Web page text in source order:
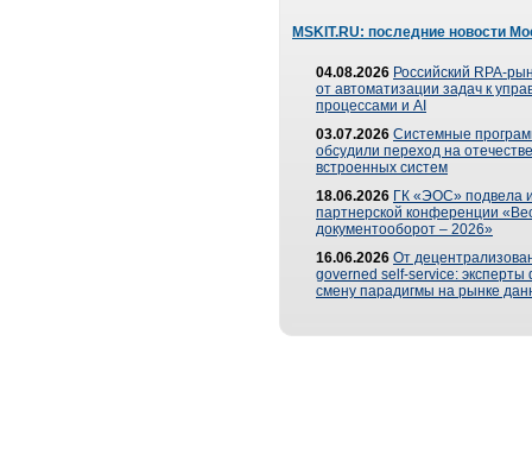
MSKIT.RU: последние новости
04.08.2026 Российский RPA-
от автоматизации задач к
процессами и AI
03.07.2026 Системные
обсудили переход на
встроенных систем
18.06.2026 ГК «ЭОС» подвела
партнерской конференции
документооборот – 2026»
16.06.2026 От
governed self-service: эксперты
смену парадигмы на рынке